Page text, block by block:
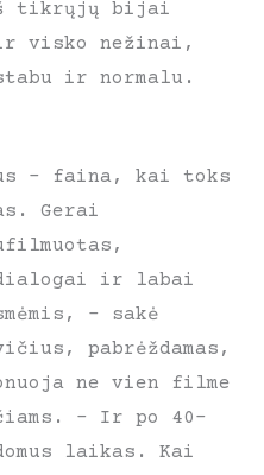
tikrųjų bijai
visko nežinai,
ir normalu.
– faina, kai toks
Gerai
ir labai
– sakė
pabrėždamas,
ne vien filme
– Ir po 40-
laikas. Kai